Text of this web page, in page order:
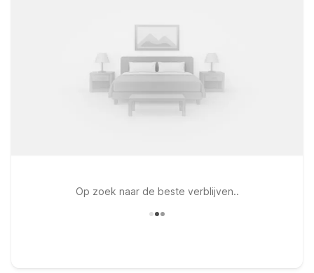
Op zoek naar de beste verblijven..